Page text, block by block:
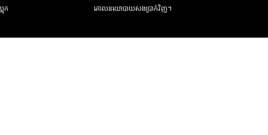
ប្លុក
គោលនយោបាយសងប្រាក់វិញ។